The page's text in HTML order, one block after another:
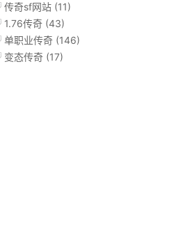
传奇sf网站 (11)
1.76传奇 (43)
单职业传奇 (146)
变态传奇 (17)